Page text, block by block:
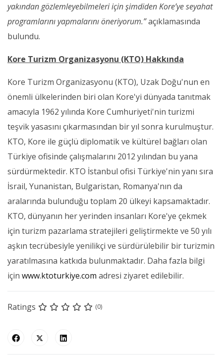
yakından gözlemleyebilmeleri için şimdiden Kore’ye seyahat
programlarını yapmalarını öneriyorum.”açıklamasında
bulundu.
Kore Turizm Organizasyonu (KTO) Hakkında
Kore Turizm Organizasyonu (KTO), Uzak Doğu'nun en
önemli ülkelerinden biri olan Kore'yi dünyada tanıtmak
amacıyla 1962 yılında Kore Cumhuriyeti'nin turizmi
teşvik yasasını çıkarmasından bir yıl sonra kurulmuştur.
KTO, Kore ile güçlü diplomatik ve kültürel bağları olan
Türkiye ofisinde çalışmalarını 2012 yılından bu yana
sürdürmektedir. KTO İstanbul ofisi Türkiye'nin yanı sıra
İsrail, Yunanistan, Bulgaristan, Romanya'nın da
aralarında bulunduğu toplam 20 ülkeyi kapsamaktadır.
KTO, dünyanın her yerinden insanları Kore'ye çekmek
için turizm pazarlama stratejileri geliştirmekte ve 50 yılı
aşkın tecrübesiyle yenilikçi ve sürdürülebilir bir turizmin
yaratılmasına katkıda bulunmaktadır. Daha fazla bilgi
için www.ktoturkiye.com adresi ziyaret edilebilir.
Ratings (0)